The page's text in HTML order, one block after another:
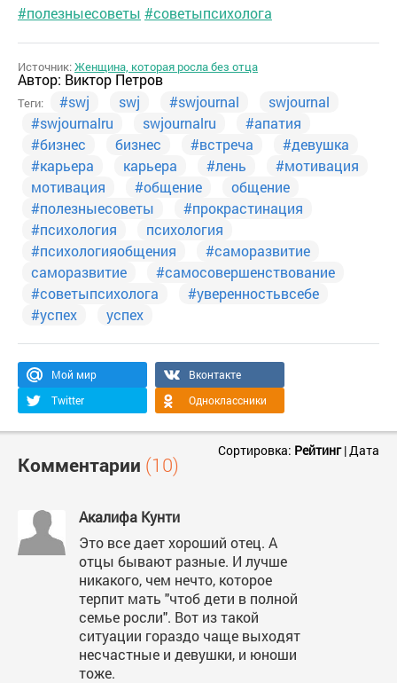
#полезныесоветы #советыпсихолога
Источник:Женщина, которая росла без отца
Автор: Виктор Петров
Теги: #swj swj #swjournal
swjournal
#swjournalru
swjournalru
#апатия
#бизнес
бизнес #встреча
#девушка
#карьера
карьера #лень
#мотивация
мотивация
#общение
общение
#полезныесоветы
#прокрастинация
#психология
психология
#психологияобщения
#саморазвитие
саморазвитие
#самосовершенствование
#советыпсихолога
#уверенностьвсебе
#успех
успех
Мой мир
Вконтакте
Twitter
Одноклассники
Комментарии (10)
Сортировка: Рейтинг|Дата
Акалифа Кунти
Это все дает хороший отец. А
отцы бывают разные. И лучше
никакого, чем нечто, которое
терпит мать "чтоб дети в полной
семье росли". Вот из такой
ситуации гораздо чаще выходят
несчастные и девушки, и юноши
тоже.